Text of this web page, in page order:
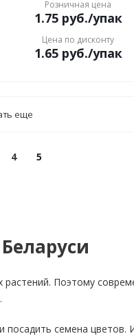
Розничная цена
1.75руб./упак
Цена по дисконту
1.65руб./упак
еще
4 5
Поэтому
семена цветов.